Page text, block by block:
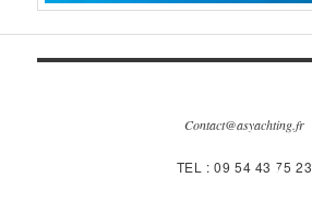
Contact@asyachting.fr
TEL : 09 54 43 75 23